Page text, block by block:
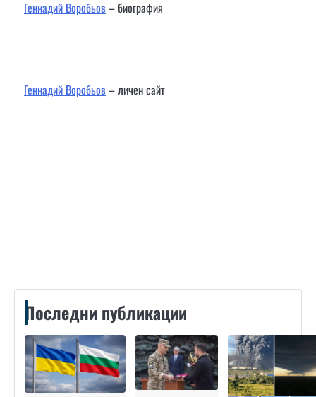
Геннадий Воробьов– биография
Геннадий Воробьов– личен сайт
Последни публикации